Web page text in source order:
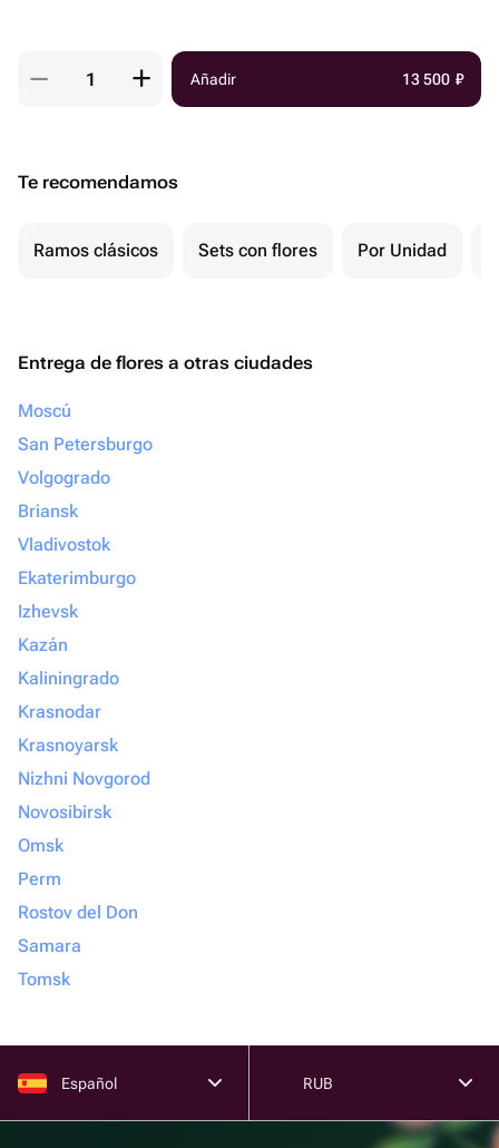
Añadir 13 500 ₽
Te recomendamos
Ramos clásicos Sets con flores Por Unidad
Entrega de flores a otras ciudades
Moscú
San Petersburgo
Volgogrado
Briansk
Vladivostok
Ekaterimburgo
Izhevsk
Kazán
Kaliningrado
Krasnodar
Krasnoyarsk
Nizhni Novgorod
Novosibirsk
Omsk
Perm
Rostov del Don
Samara
Tomsk
Español RUB